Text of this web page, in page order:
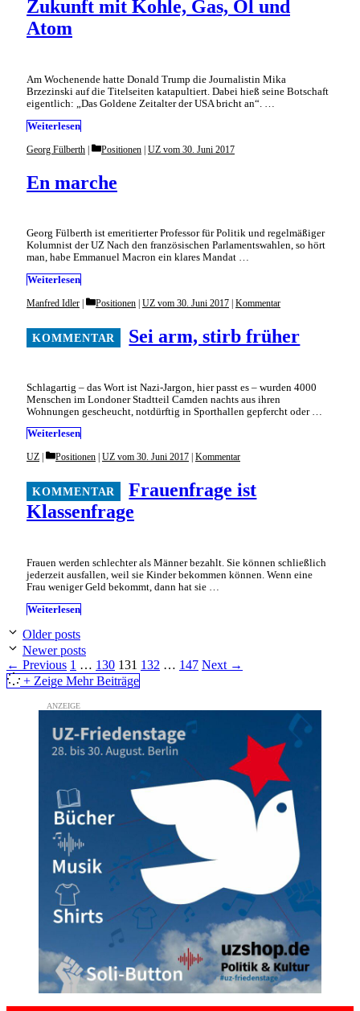
Zukunft mit Kohle, Gas, Öl und
Atom
Am Wochenende hatte Donald Trump die Journalistin Mika
Brzezinski auf die Titelseiten katapultiert. Dabei hieß seine Botschaft
eigentlich: „Das Goldene Zeitalter der USA bricht an“. …
Weiterlesen
En marche
Georg Fülberth Categories
Positionen | UZ vom 30. Juni 2017
Georg Fülberth ist emeritierter Professor für Politik und regelmäßiger
Kolumnist der UZ Nach den französischen Parlamentswahlen, so hört
man, habe Emmanuel Macron ein klares Mandat …
Weiterlesen
Sei arm, stirb früher
Manfred Idler Categories
Positionen UZ vom 30. Juni 2017 Kommentar
Schlagartig – das Wort ist Nazi-Jargon, hier passt es – wurden 4000
Menschen im Londoner Stadtteil Camden nachts aus ihren
Wohnungen gescheucht, notdürftig in Sporthallen gepfercht oder …
Weiterlesen
Frauenfrage ist
Klassenfrage
UZ Categories
Positionen UZ vom 30. Juni 2017 Kommentar
Frauen werden schlechter als Männer bezahlt. Sie können schließlich
jederzeit ausfallen, weil sie Kinder bekommen können. Wenn eine
Frau weniger Geld bekommt, dann hat sie …
Weiterlesen
Older posts
Newer posts
← Previous Page
1 … Page
130 Page
131 Page
132 … Page
147 Next →
+ Zeige Mehr Beiträge